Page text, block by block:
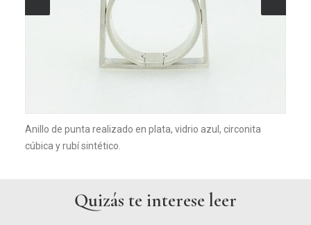
Anillo de punta realizado en plata, vidrio azul, circonita
cúbica y rubí sintético.
Quizás te interese leer